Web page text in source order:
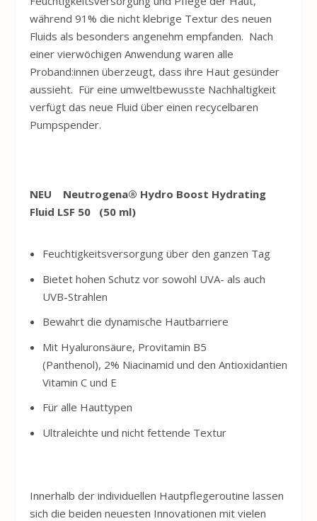
während 91% die nicht klebrige Textur des neuen
Fluids als besonders angenehm empfanden. Nach
einer vierwöchigen Anwendung waren alle
Proband:innen überzeugt, dass ihre Haut gesünder
aussieht. Für eine umweltbewusste Nachhaltigkeit
verfügt das neue Fluid über einen recycelbaren
Pumpspender.
NEU Neutrogena® Hydro Boost Hydrating
Fluid LSF 50 (50 ml)
Feuchtigkeitsversorgung über den ganzen Tag
Bietet hohen Schutz vor sowohl UVA- als auch
UVB-Strahlen
Bewahrt die dynamische Hautbarriere
Mit Hyaluronsäure, Provitamin B5
(Panthenol), 2% Niacinamid und den Antioxidantien
Vitamin C und E
Für alle Hauttypen
Ultraleichte und nicht fettende Textur
Innerhalb der individuellen Hautpflegeroutine lassen
sich die beiden neuesten Innovationen mit vielen